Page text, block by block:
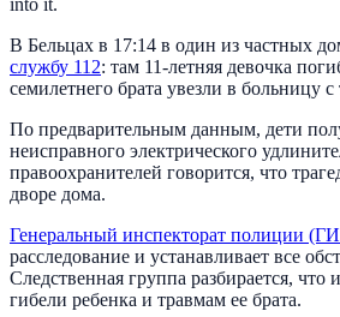
В Бельцах в 17:14 в один из частных
службу 112: там 11-летняя девочка
семилетнего брата увезли в больницу
По предварительным данным, дети
неисправного электрического
правоохранителей говорится, что
дворе дома.
Генеральный инспекторат полиции
расследование и устанавливает все
Следственная группа разбирается, что
гибели ребенка и травмам ее брата.